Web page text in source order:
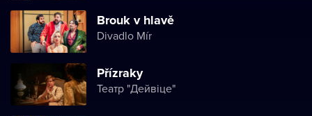
Brouk v hlavě
Divadlo Mír
Přízraky
Театр "Дейвіце"